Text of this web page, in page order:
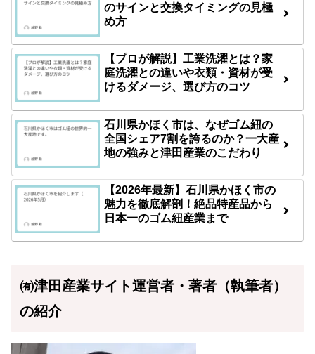
のサインと交換タイミングの見極
め方
【プロが解説】工業洗濯とは？家
庭洗濯との違いや衣類・資材が受
けるダメージ、選び方のコツ
石川県かほく市は、なぜゴム紐の
全国シェア7割を誇るのか？一大産
地の強みと津田産業のこだわり
【2026年最新】石川県かほく市の
魅力を徹底解剖！絶品特産品から
日本一のゴム紐産業まで
㈲津田産業サイト運営者・著者（執筆者）
の紹介